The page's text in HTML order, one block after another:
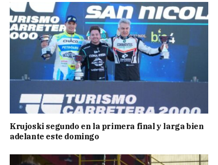
Krujoski segundo en la primera final y larga bien
adelante este domingo